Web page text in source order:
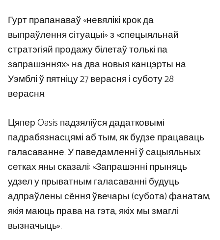
Гурт прапанаваў «невялікі крок да
выпраўлення сітуацыі» з «спецыяльнай
стратэгіяй продажу білетаў толькі па
запрашэннях» на два новыя канцэрты на
Уэмблі ў пятніцу 27 верасня і суботу 28
верасня.
Цяпер Oasis падзяліўся дадатковымі
падрабязнасцямі аб тым, як будзе працаваць
галасаванне. У паведамленні ў сацыяльных
сетках яны сказалі: «Запрашэнні прыняць
удзел у прыватным галасаванні будуць
адпраўлены сёння ўвечары (субота) фанатам,
якія маюць права на гэта, якіх мы змаглі
вызначыць».